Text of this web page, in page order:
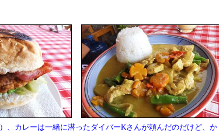
、カレーは一緒に潜ったダイバーKさんが頼んだのだけど、か